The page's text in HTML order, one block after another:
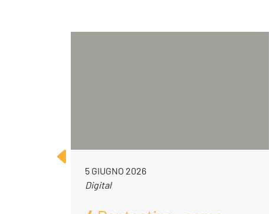
5 GIUGNO 2026
Digital